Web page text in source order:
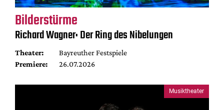
Bilderstürme
Richard Wagner: Der Ring des Nibelungen
Theater:
Bayreuther Festspiele
Premiere:
26.07.2026
Musiktheater